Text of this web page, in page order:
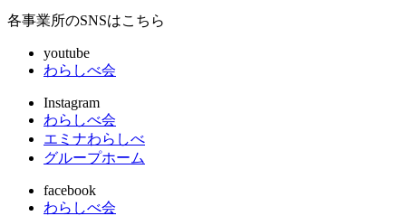
各事業所のSNSはこちら
youtube
わらしべ会
Instagram
わらしべ会
エミナわらしべ
グループホーム
facebook
わらしべ会